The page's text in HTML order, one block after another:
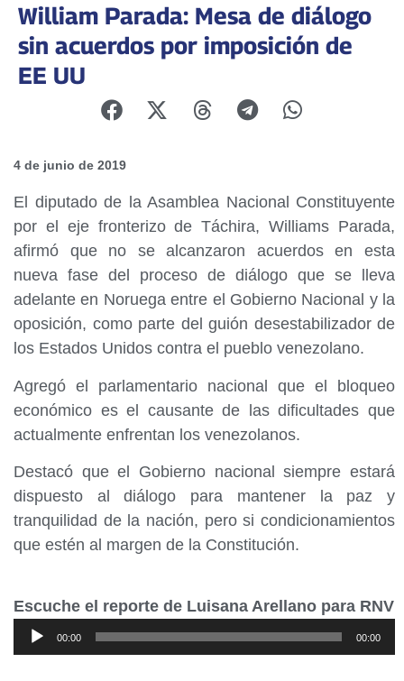
William Parada: Mesa de diálogo
sin acuerdos por imposición de
EE UU
4 de junio de 2019
El diputado de la Asamblea Nacional Constituyente
por el eje fronterizo de Táchira, Williams Parada,
afirmó que no se alcanzaron acuerdos en esta
nueva fase del proceso de diálogo que se lleva
adelante en Noruega entre el Gobierno Nacional y la
oposición, como parte del guión desestabilizador de
los Estados Unidos contra el pueblo venezolano.
Agregó el parlamentario nacional que el bloqueo
económico es el causante de las dificultades que
actualmente enfrentan los venezolanos.
Destacó que el Gobierno nacional siempre estará
dispuesto al diálogo para mantener la paz y
tranquilidad de la nación, pero si condicionamientos
que estén al margen de la Constitución.
Escuche el reporte de Luisana Arellano para RNV
Reproductor
de
00:00 00:00